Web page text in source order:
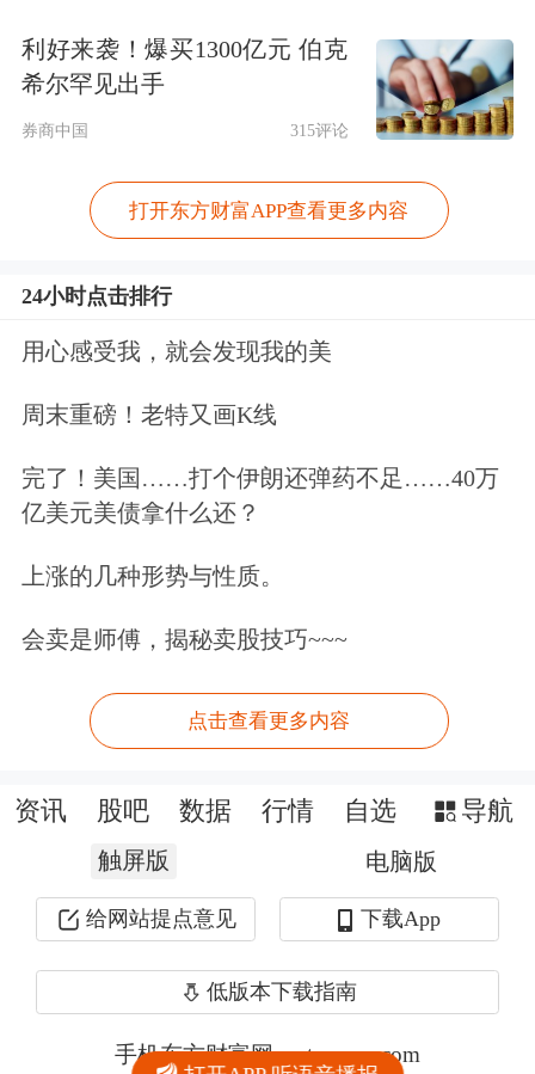
利好来袭！爆买1300亿元 伯克
希尔罕见出手
券商中国 315评论
打开东方财富APP查看更多内容
24小时点击排行
用心感受我，就会发现我的美
周末重磅！老特又画K线
完了！美国……打个伊朗还弹药不足……40万
亿美元美债拿什么还？
上涨的几种形势与性质。
会卖是师傅，揭秘卖股技巧~~~
点击查看更多内容
资讯 股吧 数据 行情 自选 导航
触屏版 电脑版
给网站提点意见 下载App
低版本下载指南
手机东方财富网 eastmoney.com